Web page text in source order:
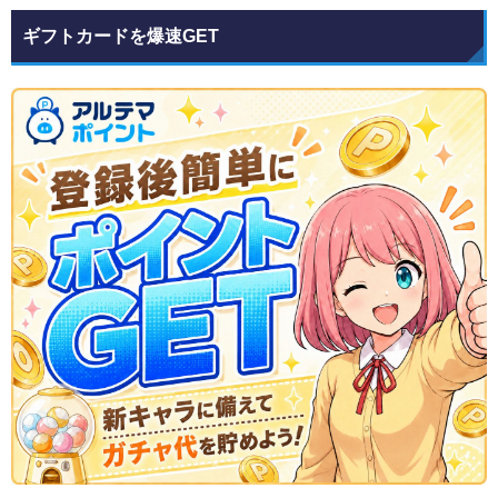
ギフトカードを爆速GET